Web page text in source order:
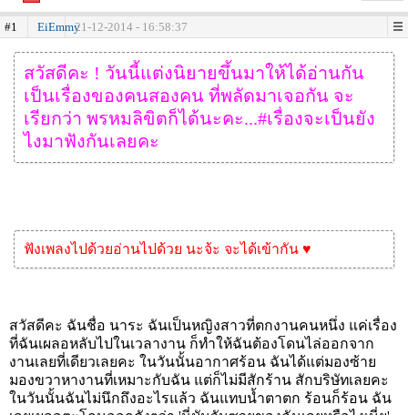
#1 EiEmmy21-12-2014 - 16:58:37
สวัสดีคะ ! วันนี้แต่งนิยายขึ้นมาให้ได้อ่านกัน
เป็นเรื่องของคนสองคน ที่พลัดมาเจอกัน จะ
เรียกว่า พรหมลิขิตก็ได้นะคะ...#เรื่องจะเป็นยัง
ไงมาฟังกันเลยคะ
ฟังเพลงไปด้วยอ่านไปด้วย นะจ้ะ จะได้เข้ากัน ♥
สวัสดีคะ ฉันชื่อ นาระ ฉันเป็นหญิงสาวที่ตกงานคนหนึ่ง แค่เรื่อง
ที่ฉันเผลอหลับไปในเวลางาน ก็ทำให้ฉันต้องโดนไล่ออกจาก
งานเลยที่เดียวเลยคะ ในวันนั้นอากาศร้อน ฉันได้แต่มองซ้าย
มองขวาหางานที่เหมาะกับฉัน แต่ก็ไม่มีสักร้าน สักบริษัทเลยคะ
ในวันนั้นฉันไม่นึกถึงอะไรแล้ว ฉันแทบน้ำตาตก ร้อนก็ร้อน ฉัน